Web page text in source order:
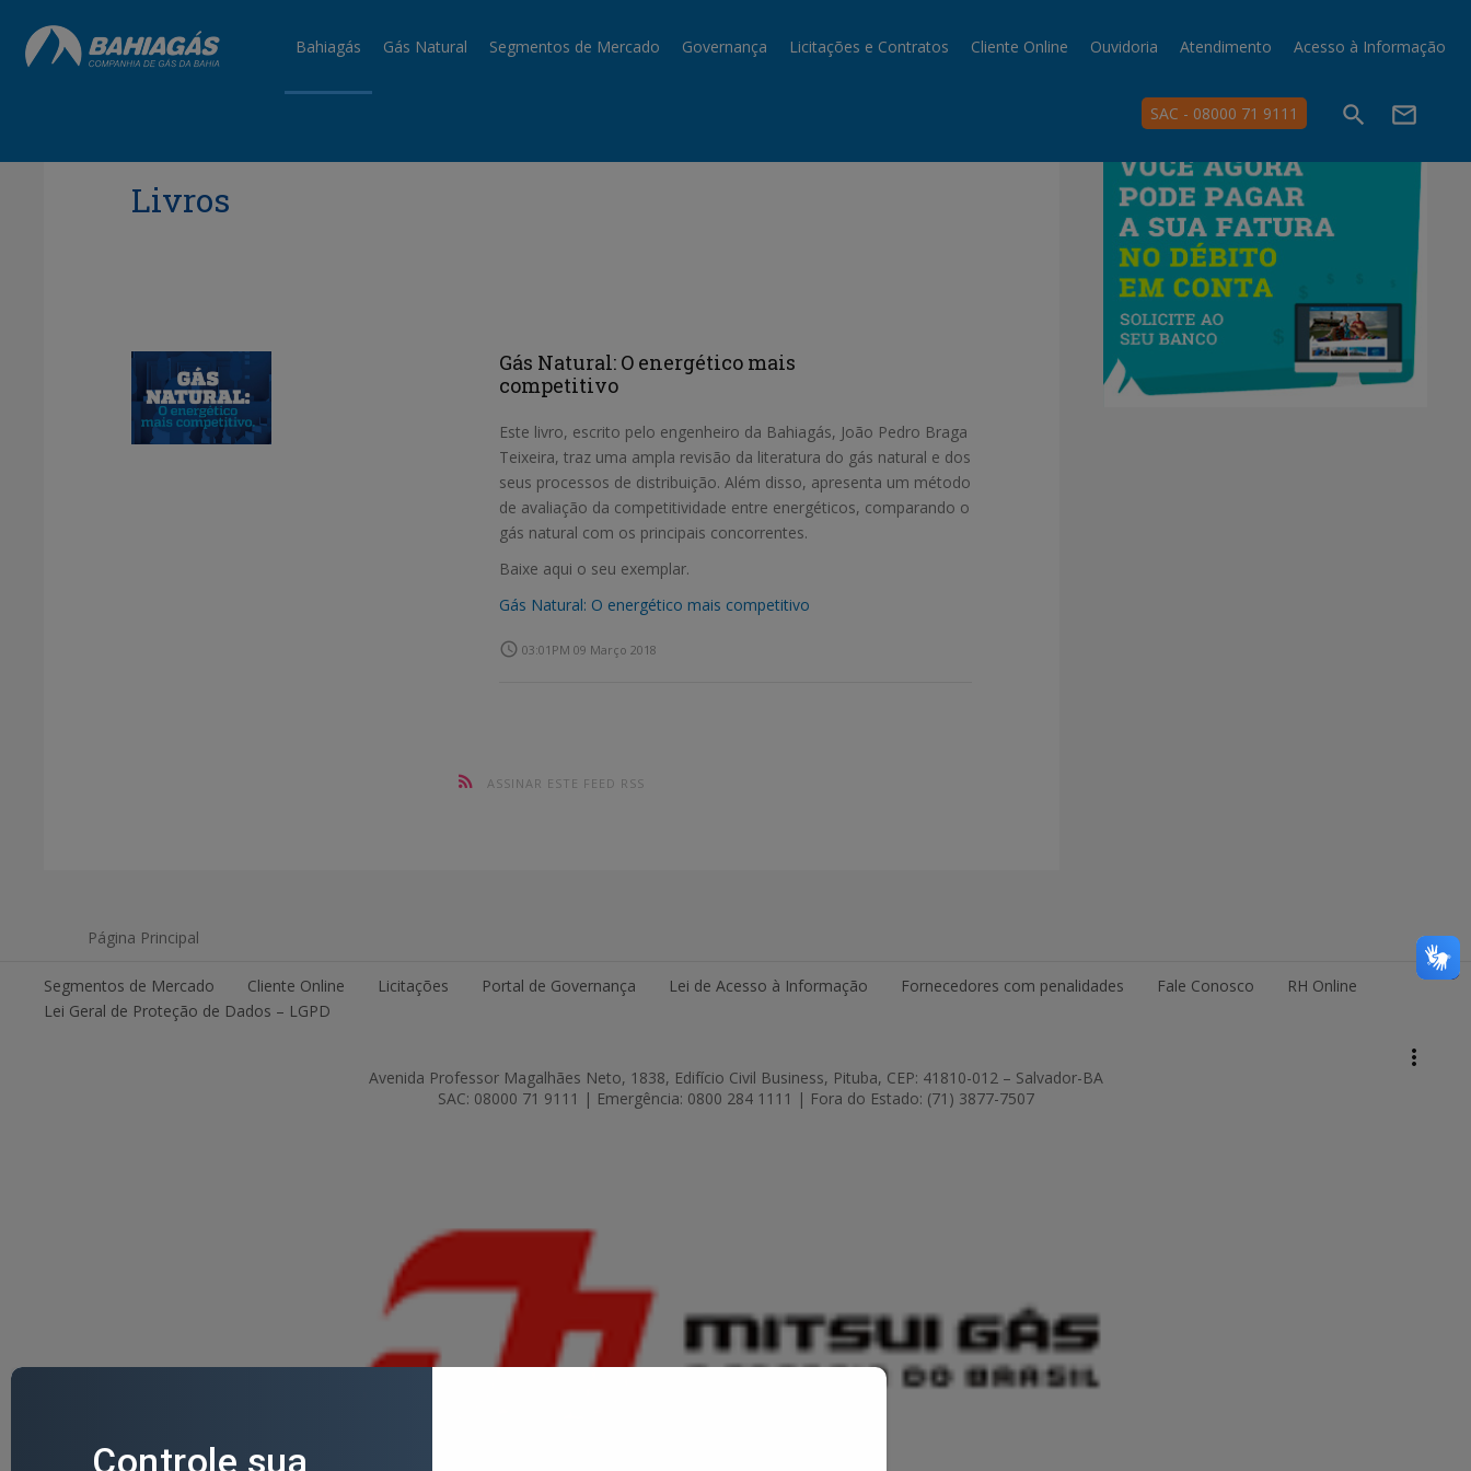
Bahiagás Gás Natural Segmentos de Mercado Governança Licitações e Contratos Cliente Online Ouvidoria Atendimento Acesso à Informação
mail_outline
search
SAC - 08000 71 9111
Livros
Gás Natural: O energético mais
competitivo
Este livro, escrito pelo engenheiro da Bahiagás, João Pedro Braga
Teixeira, traz uma ampla revisão da literatura do gás natural e dos
seus processos de distribuição. Além disso, apresenta um método
de avaliação da competitividade entre energéticos, comparando o
gás natural com os principais concorrentes.
Baixe aqui o seu exemplar.
Gás Natural: O energético mais competitivo
access_time 03:01PM 09 Março 2018
ASSINAR ESTE FEED RSS
Página Principal
Segmentos de Mercado Cliente Online Licitações Portal de Governança Lei de Acesso à Informação Fornecedores com penalidades Fale Conosco
RH Online
Lei Geral de Proteção de Dados – LGPD
more_vert
Avenida Professor Magalhães Neto, 1838, Edifício Civil Business, Pituba, CEP: 41810-012 – Salvador-BA
SAC: 08000 71 9111 | Emergência: 0800 284 1111 | Fora do Estado: (71) 3877-7507